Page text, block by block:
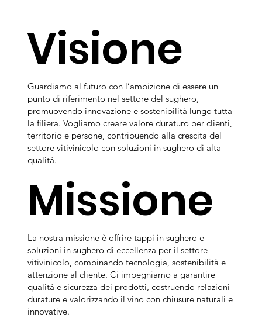
Visione
Guardiamo al futuro con l’ambizione di essere un
punto di riferimento nel settore del sughero,
promuovendo innovazione e sostenibilità lungo tutta
la filiera. Vogliamo creare valore duraturo per clienti,
territorio e persone, contribuendo alla crescita del
settore vitivinicolo con soluzioni in sughero di alta
qualità.
Missione
La nostra missione è offrire tappi in sughero e
soluzioni in sughero di eccellenza per il settore
vitivinicolo, combinando tecnologia, sostenibilità e
attenzione al cliente. Ci impegniamo a garantire
qualità e sicurezza dei prodotti, costruendo relazioni
durature e valorizzando il vino con chiusure naturali e
innovative.